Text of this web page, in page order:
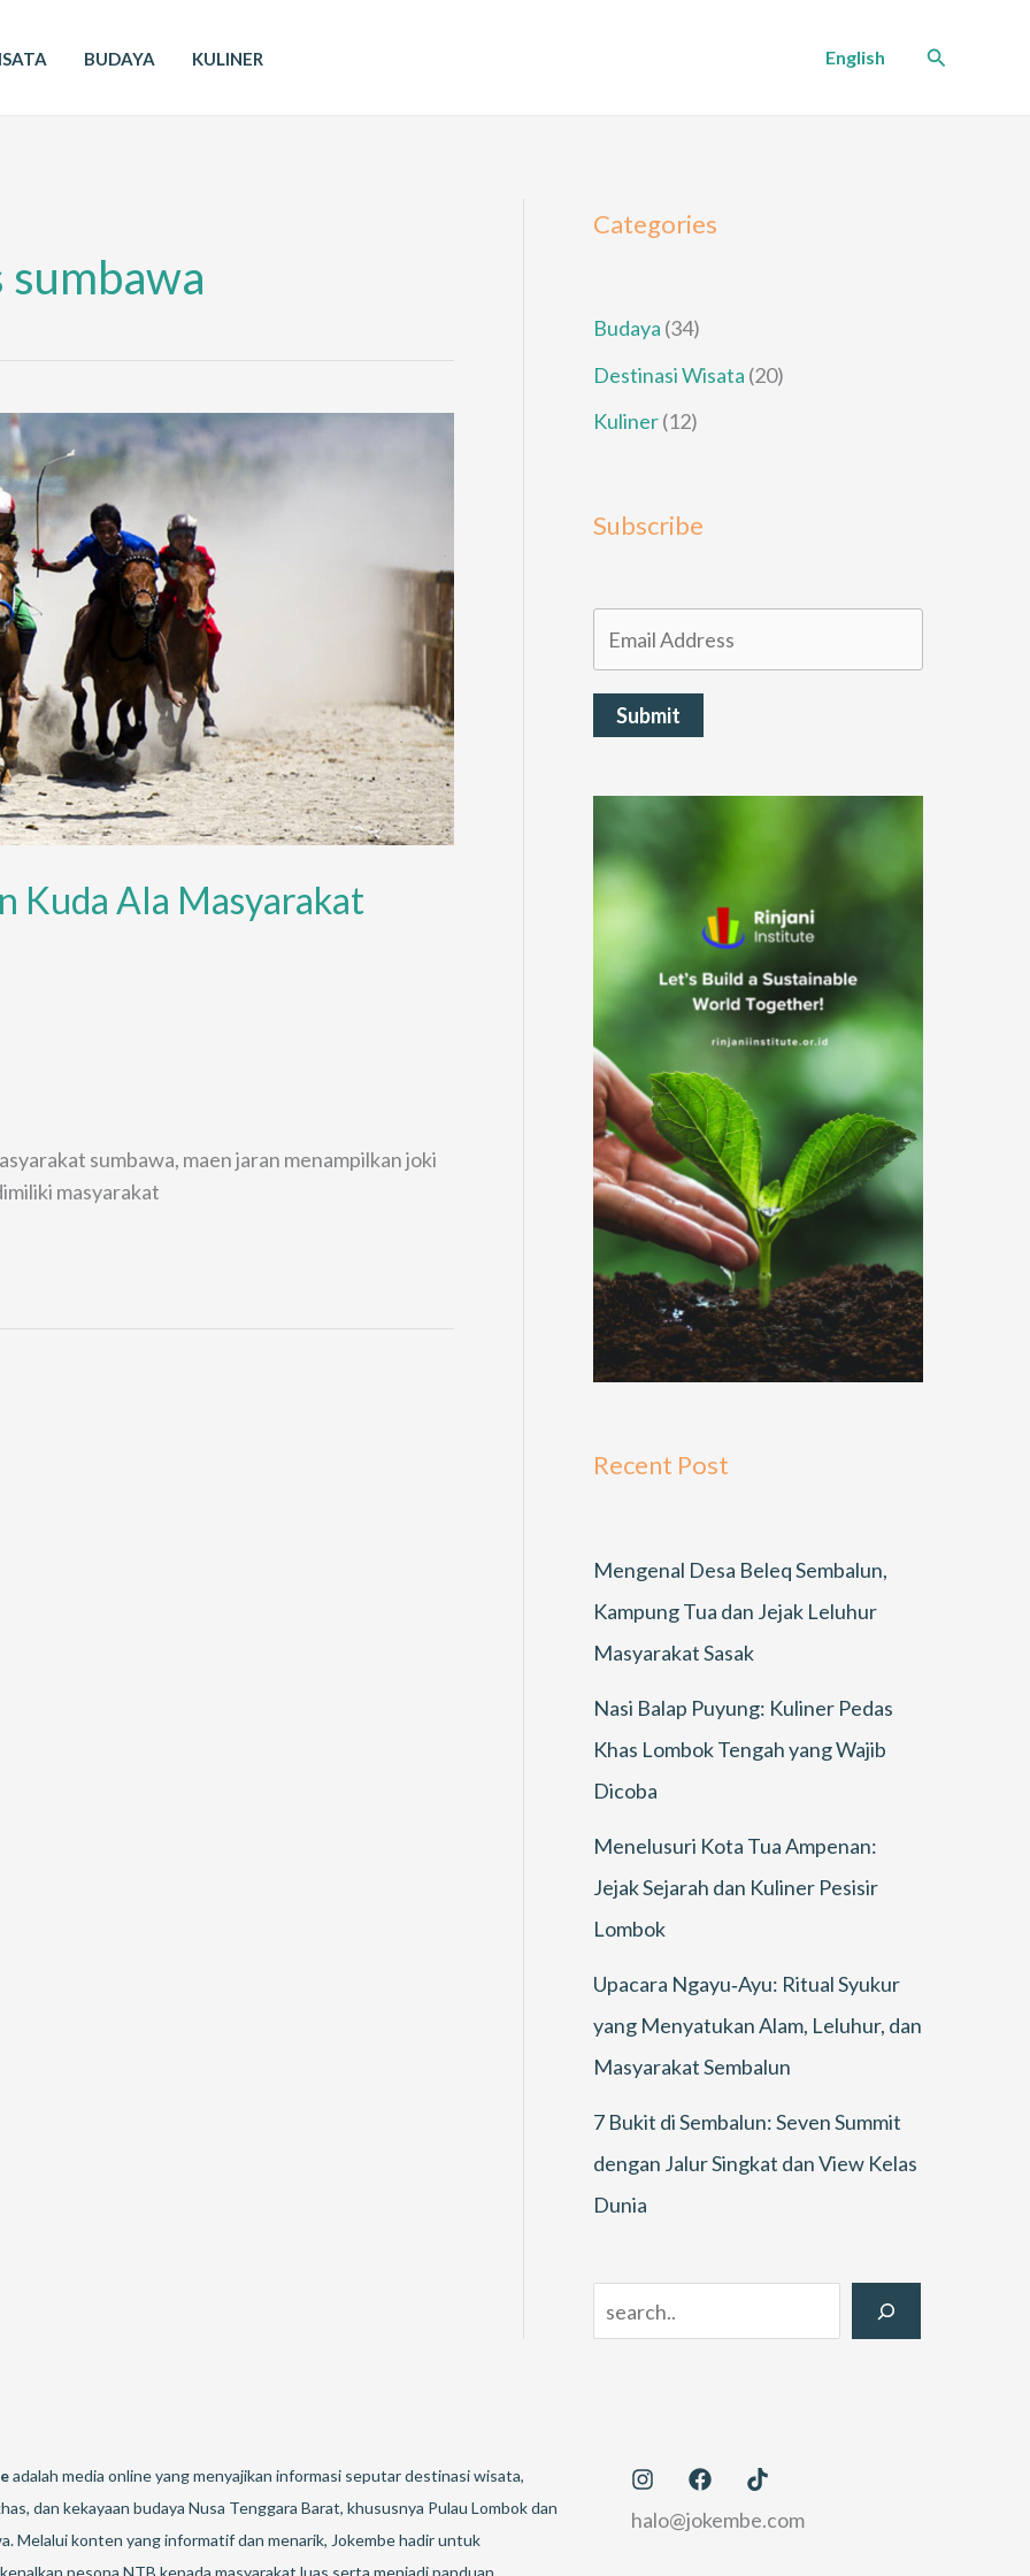
BUDAYA KULINER English Cari
sumbawa
Kuda Ala Masyarakat
sumbawa, maen jaran menampilkan joki
masyarakat
Categories
Budaya (34)
Destinasi Wisata (20)
Kuliner(12)
Subscribe
Submit
Recent Post
Mengenal Desa Beleq Sembalun,
Kampung Tua dan Jejak Leluhur
Masyarakat Sasak
Nasi Balap Puyung: Kuliner Pedas
Khas Lombok Tengah yang Wajib
Dicoba
Menelusuri Kota Tua Ampenan:
Jejak Sejarah dan Kuliner Pesisir
Lombok
Upacara Ngayu‑Ayu: Ritual Syukur
yang Menyatukan Alam, Leluhur, dan
Masyarakat Sembalun
7 Bukit di Sembalun: Seven Summit
dengan Jalur Singkat dan View Kelas
Dunia
adalah media online yang menyajikan informasi seputar destinasi wisata,
dan kekayaan budaya Nusa Tenggara Barat, khususnya Pulau Lombok dan
Melalui konten yang informatif dan menarik, Jokembe hadir untuk
halo@jokembe.com